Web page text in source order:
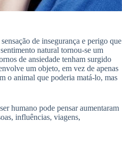
de insegurança e perigo que
natural tornou-se um
de ansiedade tenham surgido
um objeto, em vez de apenas
o animal que poderia matá-lo, mas
humano pode pensar aumentaram
influências, viagens,